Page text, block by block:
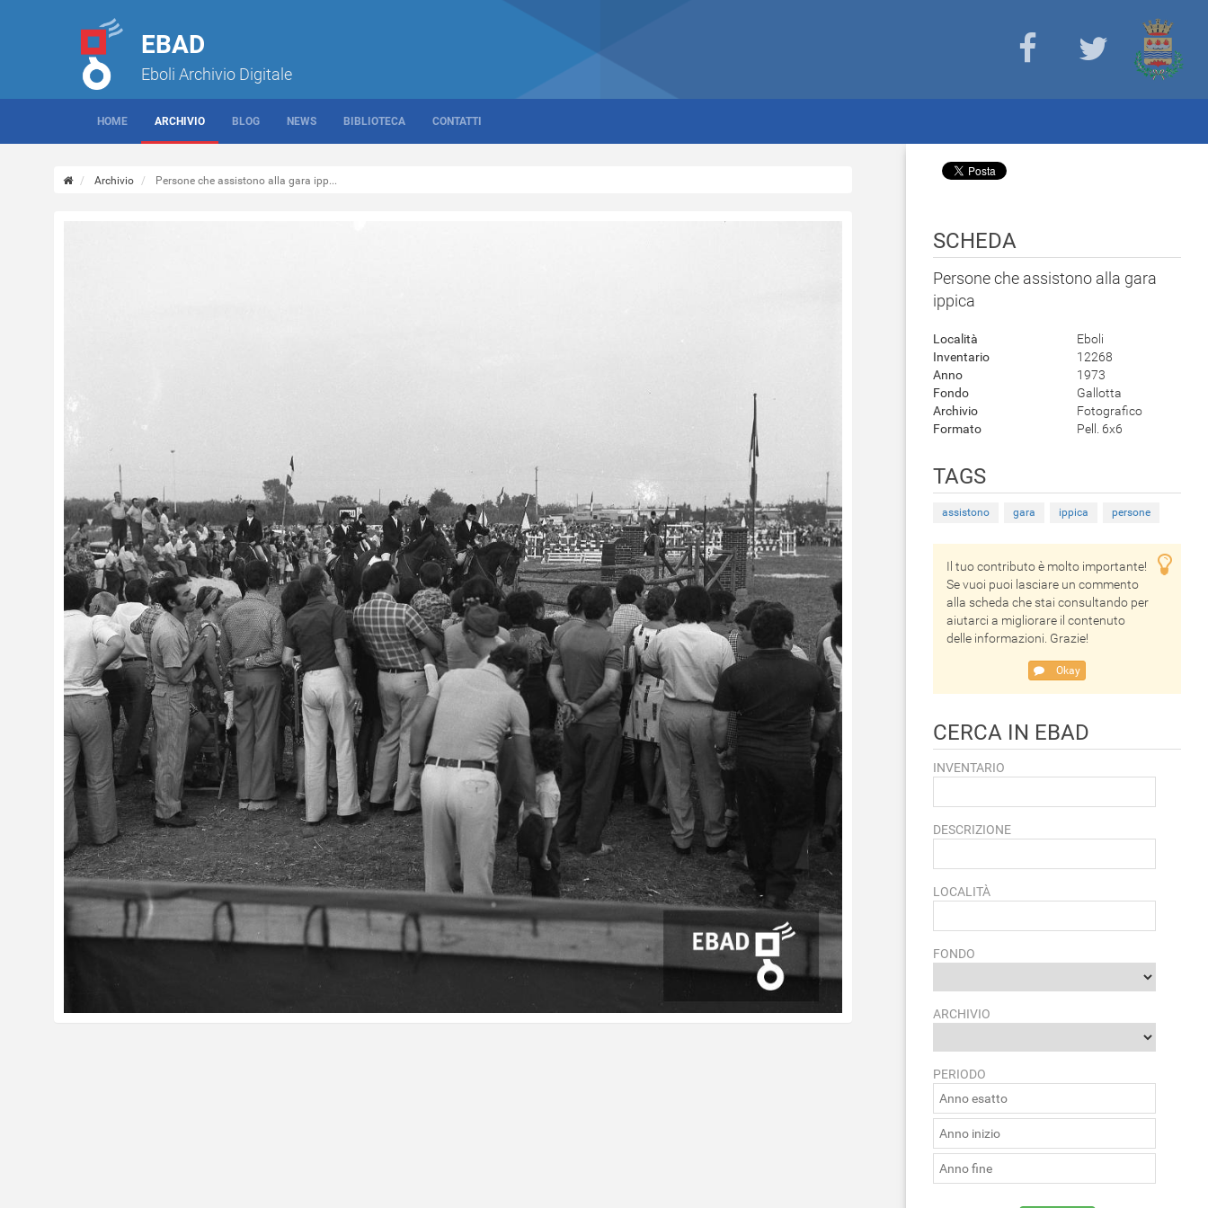
EBAD
Eboli Archivio Digitale
HOME ARCHIVIO BLOG NEWS BIBLIOTECA CONTATTI
Archivio Persone che assistono alla gara ipp...
SCHEDA
Persone che assistono alla gara
ippica
Località
Eboli
Inventario
12268
Anno
1973
Fondo
Gallotta
Archivio
Fotografico
Formato
Pell. 6x6
TAGS
assistono gara ippica persone
Il tuo contributo è molto importante!
Se vuoi puoi lasciare un commento
alla scheda che stai consultando per
aiutarci a migliorare il contenuto
delle informazioni. Grazie!
Okay
CERCA IN EBAD
INVENTARIO
DESCRIZIONE
LOCALITÀ
FONDO
ARCHIVIO
PERIODO